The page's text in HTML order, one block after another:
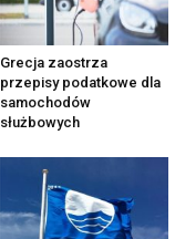
Grecja zaostrza
przepisy podatkowe dla
samochodów
służbowych